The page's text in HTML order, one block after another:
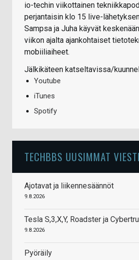
io-techin viikottainen
perjantaisin klo 15 live-
Sampsa ja Juha käyvät
viikon ajalta ajankohtaiset
mobiiliaiheet.
Jälkikäteen katseltavissa/
Youtube
iTunes
Spotify
TECHBBS UUSIMMAT
Ajotavat ja liikennesäännöt
9.8.2026
Tesla S,3,X,Y, Roadster ja
9.8.2026
Pyöräily